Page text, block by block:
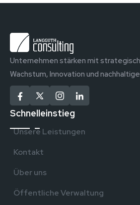
Unternehmen stärken mit
Wachstum, Innovation und
Schnelleinstieg
Unsere Leistungen
Kontakt
Über uns
Öffentliche Verwaltung